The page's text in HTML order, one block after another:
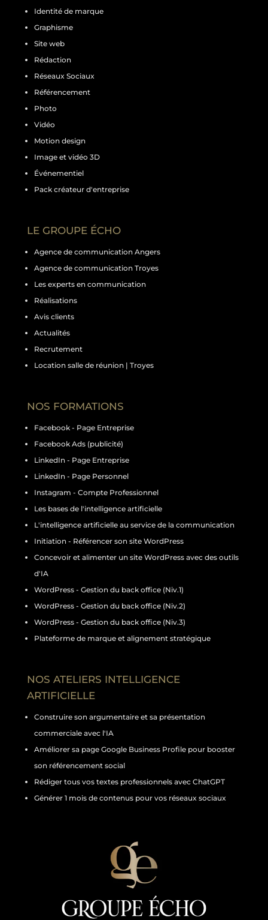
Identité de marque
Graphisme
Site web
Rédaction
Réseaux Sociaux
Référencement
Photo
Vidéo
Motion design
Image et vidéo 3D
Événementiel
Pack créateur d'entreprise
LE GROUPE ÉCHO
Agence de communication Angers
Agence de communication Troyes
Les experts en communication
Réalisations
Avis clients
Actualités
Recrutement
Location salle de réunion | Troyes
NOS FORMATIONS
Facebook - Page Entreprise
Facebook Ads (publicité)
LinkedIn - Page Entreprise
LinkedIn - Page Personnel
Instagram - Compte Professionnel
Les bases de l'intelligence artificielle
L'intelligence artificielle au service de la communication
Initiation - Référencer son site WordPress
Concevoir et alimenter un site WordPress avec des outils
d'IA
WordPress - Gestion du back office (Niv.1)
WordPress - Gestion du back office (Niv.2)
WordPress - Gestion du back office (Niv.3)
Plateforme de marque et alignement stratégique
NOS ATELIERS INTELLIGENCE
ARTIFICIELLE
Construire son argumentaire et sa présentation
commerciale avec l'IA
Améliorer sa page Google Business Profile pour booster
son référencement social
Rédiger tous vos textes professionnels avec ChatGPT
Générer 1 mois de contenus pour vos réseaux sociaux